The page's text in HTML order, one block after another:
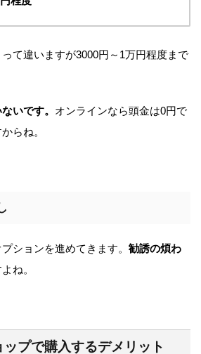
て違いますが3000円～1万円程度まで
いです。 オンラインなら頭金は0円で
らね。
ションを進めてきます。 勧誘の煩わ
ね。
プで購入するデメリット